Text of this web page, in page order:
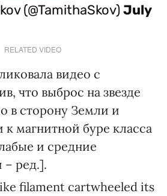
(@TamithaSkov)July
RELATED VIDEO
видео с
что выброс на звезде
в сторону Земли и
магнитной буре класса
и средние
– ред.].
filament cartwheeled its